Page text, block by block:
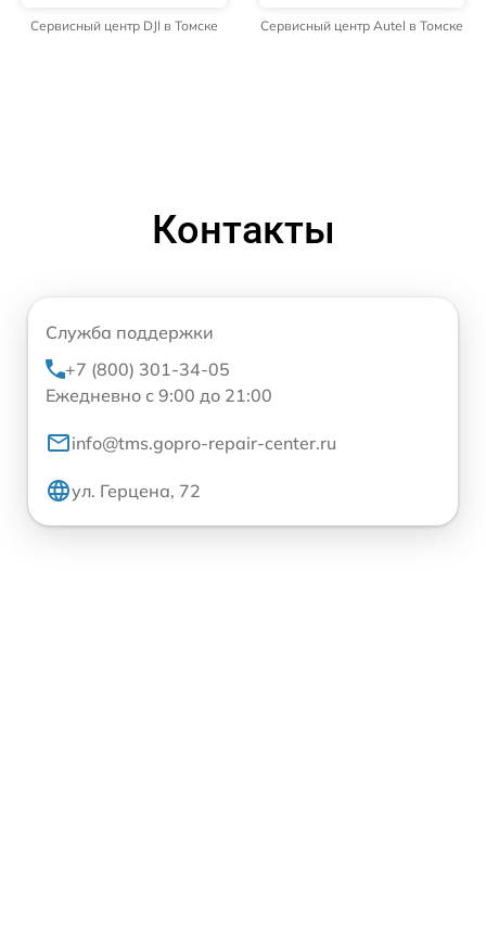
Сервисный центр DJI в Томске Сервисный центр Autel в Томске
Контакты
Служба поддержки
+7 (800) 301-34-05
Ежедневно с 9:00 до 21:00
info@tms.gopro-repair-center.ru
ул. Герцена, 72